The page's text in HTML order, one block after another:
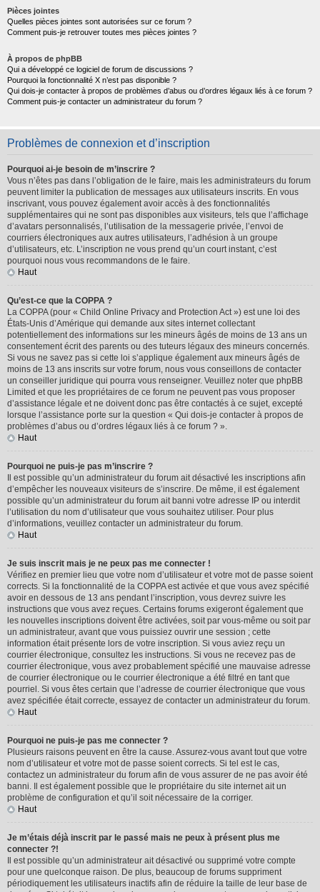
Pièces jointes
Quelles pièces jointes sont autorisées sur ce forum ?
Comment puis-je retrouver toutes mes pièces jointes ?
À propos de phpBB
Qui a développé ce logiciel de forum de discussions ?
Pourquoi la fonctionnalité X n’est pas disponible ?
Qui dois-je contacter à propos de problèmes d’abus ou d’ordres légaux liés à ce forum ?
Comment puis-je contacter un administrateur du forum ?
Problèmes de connexion et d’inscription
Pourquoi ai-je besoin de m’inscrire ?
Vous n’êtes pas dans l’obligation de le faire, mais les administrateurs du forum
peuvent limiter la publication de messages aux utilisateurs inscrits. En vous
inscrivant, vous pouvez également avoir accès à des fonctionnalités
supplémentaires qui ne sont pas disponibles aux visiteurs, tels que l’affichage
d’avatars personnalisés, l’utilisation de la messagerie privée, l’envoi de
courriers électroniques aux autres utilisateurs, l’adhésion à un groupe
d’utilisateurs, etc. L’inscription ne vous prend qu’un court instant, c’est
pourquoi nous vous recommandons de le faire.
Haut
Qu’est-ce que la COPPA ?
La COPPA (pour « Child Online Privacy and Protection Act ») est une loi des
États-Unis d’Amérique qui demande aux sites internet collectant
potentiellement des informations sur les mineurs âgés de moins de 13 ans un
consentement écrit des parents ou des tuteurs légaux des mineurs concernés.
Si vous ne savez pas si cette loi s’applique également aux mineurs âgés de
moins de 13 ans inscrits sur votre forum, nous vous conseillons de contacter
un conseiller juridique qui pourra vous renseigner. Veuillez noter que phpBB
Limited et que les propriétaires de ce forum ne peuvent pas vous proposer
d’assistance légale et ne doivent donc pas être contactés à ce sujet, excepté
lorsque l’assistance porte sur la question « Qui dois-je contacter à propos de
problèmes d’abus ou d’ordres légaux liés à ce forum ? ».
Haut
Pourquoi ne puis-je pas m’inscrire ?
Il est possible qu’un administrateur du forum ait désactivé les inscriptions afin
d’empêcher les nouveaux visiteurs de s’inscrire. De même, il est également
possible qu’un administrateur du forum ait banni votre adresse IP ou interdit
l’utilisation du nom d’utilisateur que vous souhaitez utiliser. Pour plus
d’informations, veuillez contacter un administrateur du forum.
Haut
Je suis inscrit mais je ne peux pas me connecter !
Vérifiez en premier lieu que votre nom d’utilisateur et votre mot de passe soient
corrects. Si la fonctionnalité de la COPPA est activée et que vous avez spécifié
avoir en dessous de 13 ans pendant l’inscription, vous devrez suivre les
instructions que vous avez reçues. Certains forums exigeront également que
les nouvelles inscriptions doivent être activées, soit par vous-même ou soit par
un administrateur, avant que vous puissiez ouvrir une session ; cette
information était présente lors de votre inscription. Si vous aviez reçu un
courrier électronique, consultez les instructions. Si vous ne recevez pas de
courrier électronique, vous avez probablement spécifié une mauvaise adresse
de courrier électronique ou le courrier électronique a été filtré en tant que
pourriel. Si vous êtes certain que l’adresse de courrier électronique que vous
avez spécifiée était correcte, essayez de contacter un administrateur du forum.
Haut
Pourquoi ne puis-je pas me connecter ?
Plusieurs raisons peuvent en être la cause. Assurez-vous avant tout que votre
nom d’utilisateur et votre mot de passe soient corrects. Si tel est le cas,
contactez un administrateur du forum afin de vous assurer de ne pas avoir été
banni. Il est également possible que le propriétaire du site internet ait un
problème de configuration et qu’il soit nécessaire de la corriger.
Haut
Je m’étais déjà inscrit par le passé mais ne peux à présent plus me
connecter ?!
Il est possible qu’un administrateur ait désactivé ou supprimé votre compte
pour une quelconque raison. De plus, beaucoup de forums suppriment
périodiquement les utilisateurs inactifs afin de réduire la taille de leur base de